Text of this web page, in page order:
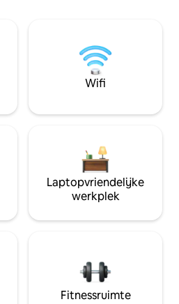
Wifi
Laptopvriendelijke
werkplek
Fitnessruimte